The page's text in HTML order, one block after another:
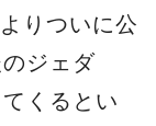
りついに公
ジェダ
くるとい